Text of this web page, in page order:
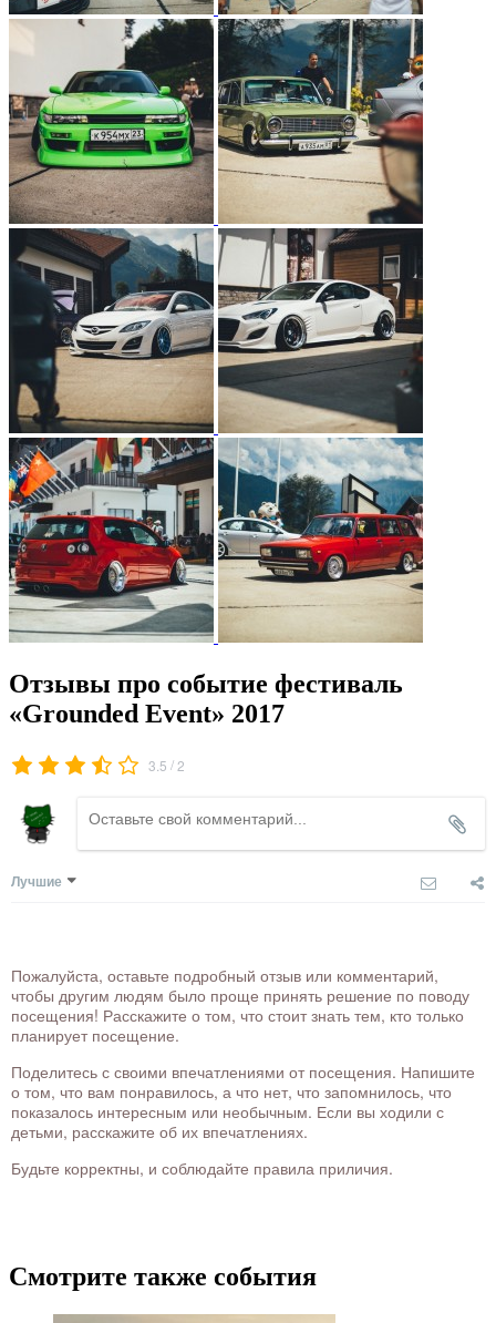
Отзывы про событие фестиваль
«Grounded Event» 2017
3.5 /2
Лучшие
Пожалуйста, оставьте подробный отзыв или комментарий,
чтобы другим людям было проще принять решение по поводу
посещения! Расскажите о том, что стоит знать тем, кто только
планирует посещение.
Поделитесь с своими впечатлениями от посещения. Напишите
о том, что вам понравилось, а что нет, что запомнилось, что
показалось интересным или необычным. Если вы ходили с
детьми, расскажите об их впечатлениях.
Будьте корректны, и соблюдайте правила приличия.
Смотрите также события